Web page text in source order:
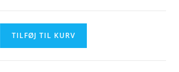
TILFØJ TIL KURV